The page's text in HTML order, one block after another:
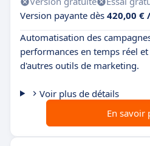
Version payante dès 420,00 €
Automatisation des
performances en temps réel
d'autres outils de marketing.
Voir plus de détails
En savoir